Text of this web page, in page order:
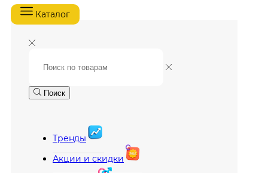
Каталог
Поиск
Тренды
Акции и скидки